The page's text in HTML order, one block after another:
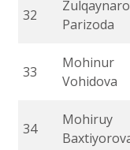
32
Parizoda
33
Mohinur
Vohidova
34
Mohiruy